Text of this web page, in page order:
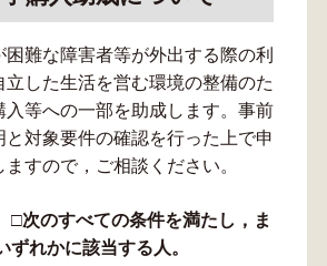
難な障害者等が外出する際の利
立した生活を営む環境の整備のた
入等への一部を助成します。事前
と対象要件の確認を行った上で申
すので，ご相談ください。
□次のすべての条件を満たし，ま
れかに該当する人。